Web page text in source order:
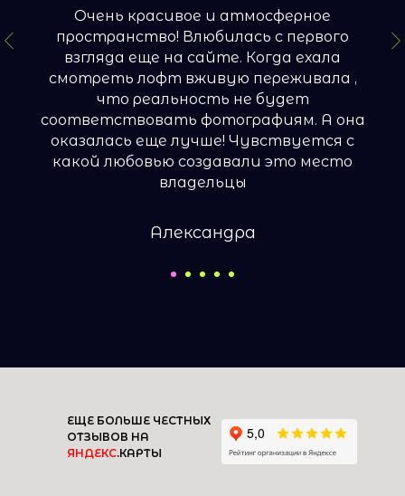
Очень красивое и атмосферное
пространство! Влюбилась с первого
взгляда еще на сайте. Когда ехала
смотреть лофт вживую переживала ,
что реальность не будет
соответствовать фотографиям. А она
оказалась еще лучше! Чувствуется с
какой любовью создавали это место
владельцы
Александра
ЕЩЕ БОЛЬШЕ ЧЕСТНЫХ
ОТЗЫВОВ НА
ЯНДЕКС.КАРТЫ